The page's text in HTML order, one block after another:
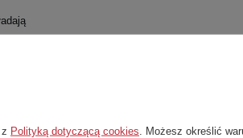
Polityką dotyczącą cookies . Możesz określić